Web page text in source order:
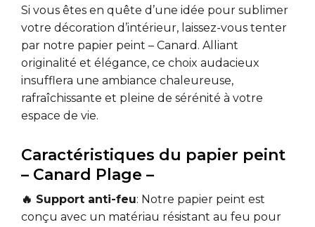
Si vous êtes en quête d’une idée pour sublimer
votre décoration d’intérieur, laissez-vous tenter
par notre papier peint – Canard. Alliant
originalité et élégance, ce choix audacieux
insufflera une ambiance chaleureuse,
rafraîchissante et pleine de sérénité à votre
espace de vie.
Caractéristiques du papier peint
– Canard Plage –
🔥 Support anti-feu: Notre papier peint est
conçu avec un matériau résistant au feu pour